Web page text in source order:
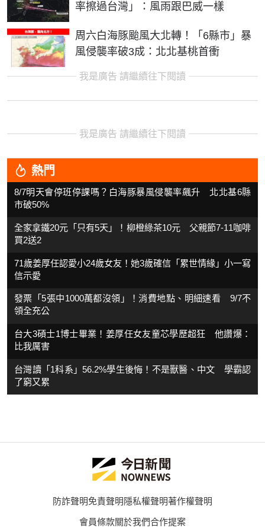
率擦過台灣」：風雨跟巴威一樣
周六白海豚颱風大北轉！「6縣市」暴
風侵襲率破3成：北北基桃首衝
我是廣告 請繼續往下閱讀
我是廣告 請繼續往下閱讀
熱門
8/7明天會停班停課嗎？白海豚暴風侵襲率飆升 北北基6縣
市破50%
全家拿鐵20元「只有5天」！柳橙綠茶10元 父親節7-11咖啡
買2送2
71歲姜厚任認愛小24歲女友！她3歲確信「累世情緣」小一寫
信示愛
發票「5張中1000萬都沒領」！消費地點、明細速看 9/7不
領全充公
台大3碩士1博士畢業！姜厚任女友童芯學歷超狂 他讚爆：
比我厲害
台灣讀「1科系」56.2%學生後悔！不是獸醫、中文 學霸認
了窮又累
防詐聲明免責聲明隱私權聲明著作權聲明
會員條款關於我們合作提案